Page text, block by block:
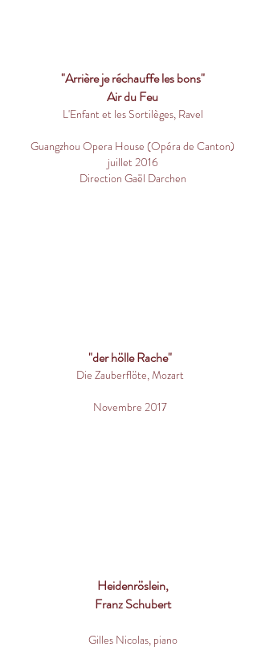
"Arrière je réchauffe les bons"
Air du Feu
L'Enfant et les Sortilèges, Ravel
Guangzhou Opera House (Opéra de Canton)
juillet 2016
Direction Gaël Darchen
"der hölle Rache"
Die Zauberflöte, Mozart
Novembre 2017
Heidenröslein,
Franz Schubert
Gilles Nicolas, piano